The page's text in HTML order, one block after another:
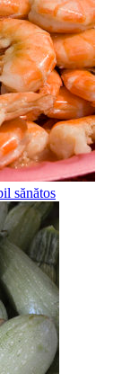
sănătos